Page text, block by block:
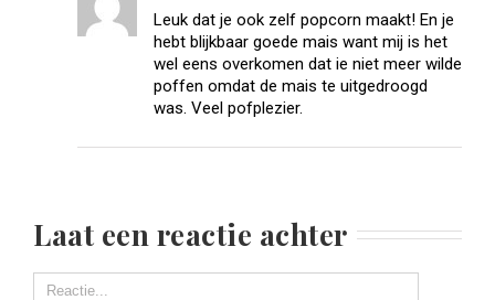
Leuk dat je ook zelf popcorn maakt! En je
hebt blijkbaar goede mais want mij is het
wel eens overkomen dat ie niet meer wilde
poffen omdat de mais te uitgedroogd
was. Veel pofplezier.
Laat een reactie achter